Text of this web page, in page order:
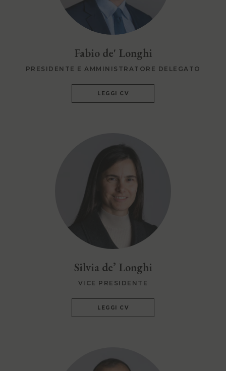
Fabio de' Longhi
PRESIDENTE E AMMINISTRATORE DELEGATO
LEGGI CV
Silvia de’ Longhi
VICE PRESIDENTE
LEGGI CV